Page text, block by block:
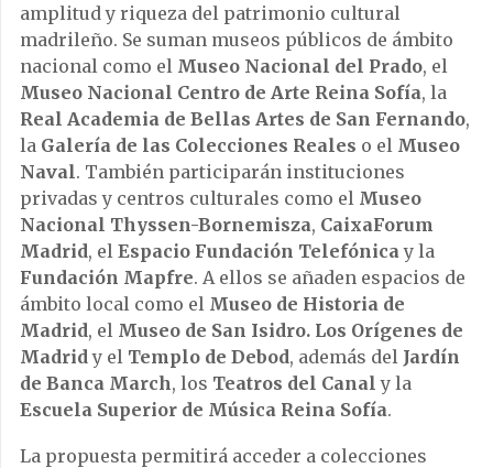
amplitud y riqueza del patrimonio cultural
madrileño. Se suman museos públicos de ámbito
nacional como el Museo Nacional del Prado, el
Museo Nacional Centro de Arte Reina Sofía, la
Real Academia de Bellas Artes de San Fernando,
la Galería de las Colecciones Reales o el Museo
Naval. También participarán instituciones
privadas y centros culturales como el Museo
Nacional Thyssen-Bornemisza, CaixaForum
Madrid, el Espacio Fundación Telefónica y la
Fundación Mapfre. A ellos se añaden espacios de
ámbito local como el Museo de Historia de
Madrid, el Museo de San Isidro. Los Orígenes de
Madrid y el Templo de Debod, además del Jardín
de Banca March, los Teatros del Canal y la
Escuela Superior de Música Reina Sofía.
La propuesta permitirá acceder a colecciones